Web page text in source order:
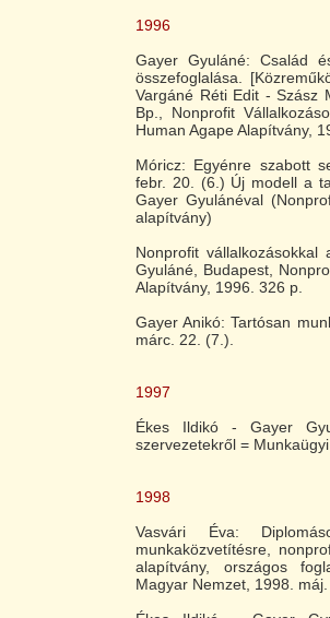
1996
Gayer Gyuláné: Család
összefoglalása.
Vargáné Réti Edit - Szász
Bp., Nonprofit
Human Agape Alapítvány,
Móricz: Egyénre szabott
febr. 20. (6.) Új modell a
Gayer Gyulánéval
alapítvány)
Nonprofit
Gyuláné, Budapest,
Alapítvány, 1996. 326 p.
Gayer Anikó: Tartósan
márc. 22. (7.).
1997
Ékes Ildikó - Gayer
szervezetekről =
1998
Vasvári Éva:
munkaközvetítésre,
alapítvány, országos
Magyar Nemzet, 1998.